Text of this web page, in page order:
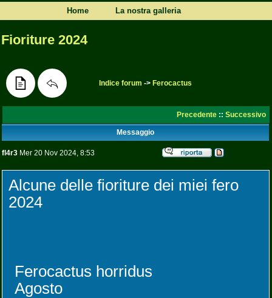
Home La nostra galleria
Fioriture 2024
Indice forum -> Ferocactus
Precedente :: Successivo
Messaggio
fl4r3 Mer 20 Nov 2024, 8:53
Alcune delle fioriture dei miei fero
2024
Ferocactus horridus
Agosto